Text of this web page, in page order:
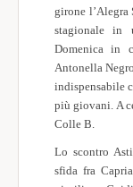
girone l’Alegra
stagionale in
Domenica in
Antonella
indispensabile
più giovani. A
Colle B.
Lo scontro
sfida fra